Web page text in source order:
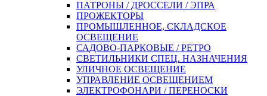
ПАТРОНЫ / ДРОССЕЛИ / ЭПРА
ПРОЖЕКТОРЫ
ПРОМЫШЛЕННОЕ, СКЛАДСКОЕ
ОСВЕЩЕНИЕ
САДОВО-ПАРКОВЫЕ / РЕТРО
СВЕТИЛЬНИКИ СПЕЦ. НАЗНАЧЕНИЯ
УЛИЧНОЕ ОСВЕЩЕНИЕ
УПРАВЛЕНИЕ ОСВЕЩЕНИЕМ
ЭЛЕКТРОФОНАРИ / ПЕРЕНОСКИ